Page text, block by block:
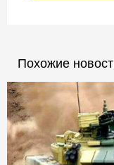
Похожие